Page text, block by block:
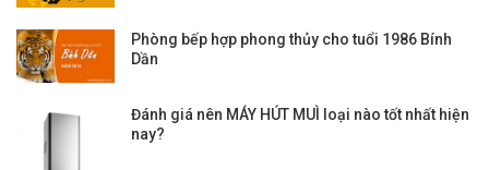
Phòng bếp hợp phong thủy cho tuổi 1986 Bính
Dần
Đánh giá nên MÁY HÚT MUÌ loại nào tốt nhất hiện
nay?